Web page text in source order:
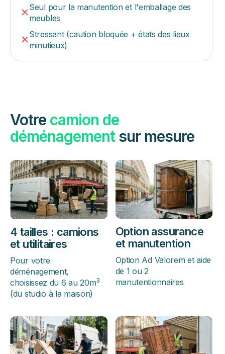
Seul pour la manutention et l'emballage des
meubles
Stressant (caution bloquée + états des lieux
minutieux)
Votre camion de
déménagementsur mesure
4 tailles : camions
et utilitaires
Pour votre
déménagement,
choisissez du 6 au 20m3
(du studio à la maison)
Option assurance
et manutention
Option Ad Valorem et aide
de 1 ou 2
manutentionnaires